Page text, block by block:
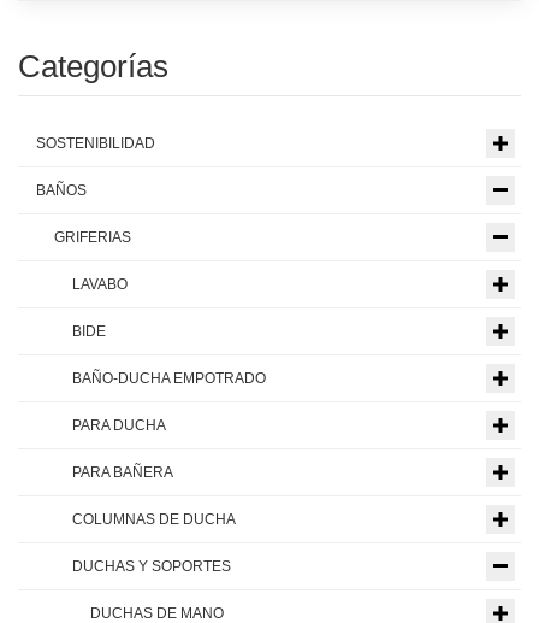
Categorías
SOSTENIBILIDAD
BAÑOS
GRIFERIAS
LAVABO
BIDE
BAÑO-DUCHA EMPOTRADO
PARA DUCHA
PARA BAÑERA
COLUMNAS DE DUCHA
DUCHAS Y SOPORTES
DUCHAS DE MANO